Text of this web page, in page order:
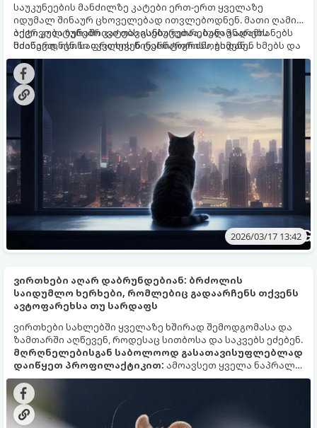
საუკუნეების მანძილზე კატები ერთ-ერთ ყველაზე
იდუმალ შინაურ ცხოველებად ითვლებოდნენ. მათი ღამის
აქტივობა ბუნებრივი თავისებურებაა, სანამ ადამიანებს
სძინავთ, ისინი იკვლევენ ტერიტორიას, უსმენენ ხმებს და
პერიოდულად ამოწმებენ, ყველაფერი კარგადაა თუ არა
სახლში.
ბევრ კულტურაში კატებს განსაკუთრებულ უნარებს
მიაწერდნენ. საფრთხის წინასწარგრძნობიდან
დაწყებული, სახლის ნეგატიური ენერგიისგან დაცვის
უნარით დამთავრებული. ბევრი მფლობელი ამჩნევს, რომ
ღამით მათი ფავორიტები სრულიად სხვანაირად
იქცევიან, ვიდრე დღისით. მათ შეუძლიათ დიდხანს იარონ
ბინაში, დაჟინებით უყურონ სიბნელეს ან მოულოდნელად
შეიცვალონ მოსასვენებელი ადგილი. ეზოტერიკოსები
თვლიან, რომ ასეთი ქცევა შემთხვევითი არ არის.
2026/03/17 13:42
ვირთხები აღარ დაბრუნდებიან: ბრძოლის
საიდუმლო ხერხები, რომლებიც გადაარჩენს თქვენს
ავტოფარეხსა თუ სარდაფს
ვირთხები სახლებში ყველაზე ხშირად შემოდგომასა და
ზამთარში აღწევენ, როდესაც სითბოსა და საკვებს ეძებენ.
მღრღნელებისგან საბოლოოდ გასათავისუფლებლად
დაიწყეთ პროფილაქტიკით: ამოავსეთ ყველა ნაპრალი,
რომელიც მონეტაზე განიერია, მოაცილეთ საკვების
ნარჩენები და ნაგავი. შემდეგ გამოიყენეთ ხაფანგებისა
და როდენტიციდების (საწამლავების) კომბინაცია. ასეთი
მიდგომა არა მხოლოდ ანადგურებს არსებულ ვირთხებს,